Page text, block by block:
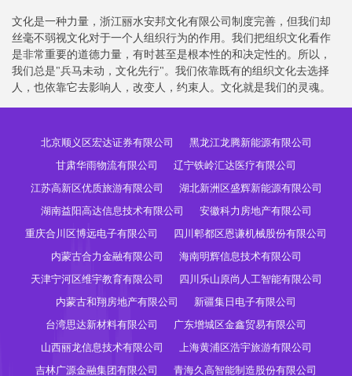
文化是一种力量，浙江丽水安邦文化有限公司制度完善，但我们却
丝毫不弱视文化对于一个人组织行为的作用。我们把组织文化看作
是非常重要的道德力量，有时甚至是根本性的和决定性的。所以，
我们总是"兵马未动，文化先行"。我们依靠既有的组织文化去选择
人，也依靠它去影响人，改变人，约束人。文化就是我们的灵魂。
北京顺义区宏达证券有限公司
黑龙江龙腾新能源有限公司
甘肃华雨物流有限公司
辽宁铁岭汇达医疗有限公司
江苏高新区优质旅游有限公司
湖北新洲区盛辉新能源有限公司
湖南益阳高达信息技术有限公司
安徽科力房地产有限公司
重庆合川区博远电子有限公司
四川郫都区恩谦机械股份有限公司
内蒙古合力金融有限公司
海南明辉信息技术有限公司
天津宁河区维宇教育有限公司
四川乐山原尚人工智能有限公司
内蒙古和翔房地产有限公司
新疆集日电子有限公司
台湾思达新材料有限公司
广东增城区金鑫贸易有限公司
山西丽龙信息技术有限公司
上海黄浦区浩宇旅游有限公司
吉林广源金融集团有限公司
青海久高智能制造股份有限公司